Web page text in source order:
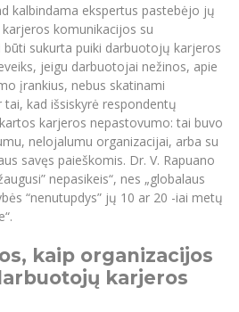
kalbindama ekspertus pastebėjo jų
komunikacijos su
būti sukurta puiki darbuotojų karjeros
jeigu darbuotojai nežinos, apie
įrankius, nebus skatinami
tai, kad išsiskyrė respondentų
karjeros nepastovumo: tai buvo
nelojalumu organizacijai, arba su
savęs paieškomis. Dr. V. Rapuano
nepasikeis“, nes „globalaus
“nenutupdys” jų 10 ar 20 -iai metų
kaip organizacijos
karjeros